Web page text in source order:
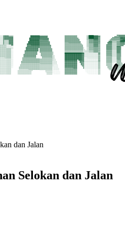
dan Jalan
Selokan dan Jalan